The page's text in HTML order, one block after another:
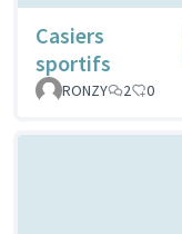
Casiers
sportifs
RONZY
2 0